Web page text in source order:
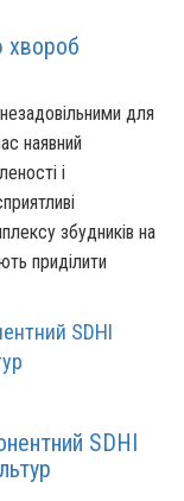
хвороб
для
наявний
і
збудників на
приділити
SDHI